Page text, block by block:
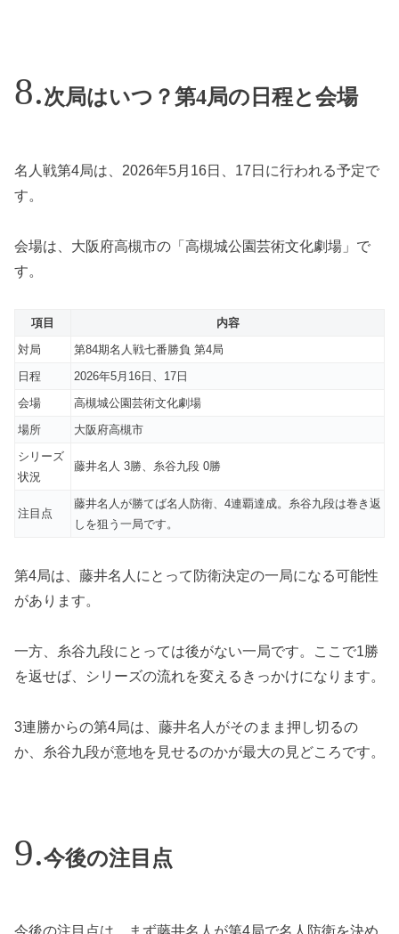
次局はいつ？第4局の日程と会場
名人戦第4局は、2026年5月16日、17日に行われる予定で
す。
会場は、大阪府高槻市の「高槻城公園芸術文化劇場」で
す。
項目
内容
対局
第84期名人戦七番勝負 第4局
日程
2026年5月16日、17日
会場
高槻城公園芸術文化劇場
場所
大阪府高槻市
シリーズ
状況
藤井名人 3勝、糸谷九段 0勝
注目点
藤井名人が勝てば名人防衛、4連覇達成。糸谷九段は巻き返
しを狙う一局です。
第4局は、藤井名人にとって防衛決定の一局になる可能性
があります。
一方、糸谷九段にとっては後がない一局です。ここで1勝
を返せば、シリーズの流れを変えるきっかけになります。
3連勝からの第4局は、藤井名人がそのまま押し切るの
か、糸谷九段が意地を見せるのかが最大の見どころです。
今後の注目点
今後の注目点は、まず藤井名人が第4局で名人防衛を決め